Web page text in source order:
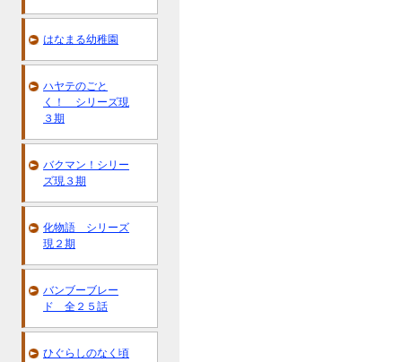
はなまる幼稚園
ハヤテのごと
く！ シリーズ現
３期
バクマン！シリー
ズ現３期
化物語 シリーズ
現２期
バンブーブレー
ド 全２５話
ひぐらしのなく頃